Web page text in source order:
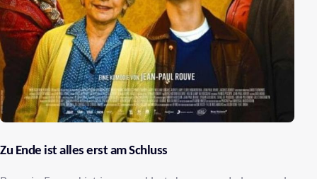
Zu Ende ist alles erst am Schluss